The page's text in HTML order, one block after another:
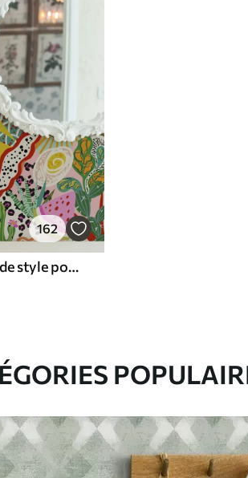
162
Imprimé floral abstrait de style pop art